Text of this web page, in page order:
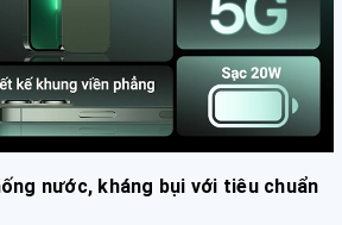
nước, kháng bụi với tiêu chuẩn